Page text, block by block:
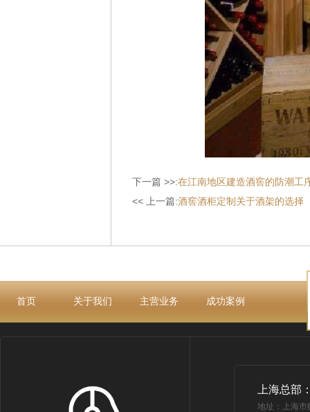
下一篇 >>:在江南地区建造酒窖的防潮工
<< 上一篇:酒窖酒柜定制关于酒架的选择
首页 关于我们 主营业务 成功案例
上海总部
地址：上海